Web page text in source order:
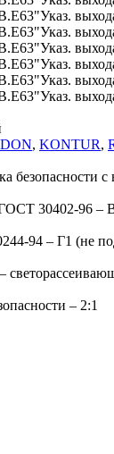
, KONTUR,
безопасности
30402-96 –
94 – Г1 (не
– 2:1